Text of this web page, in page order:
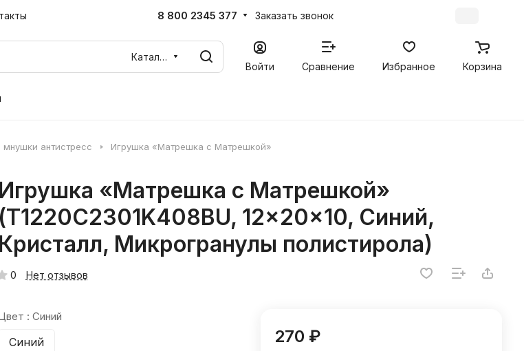
8 800 2345 377 Заказать звонок
Каталог
Войти
Сравнение Избранное Корзина
мнушки антистресс Игрушка «Матрешка с Матрешкой»
Игрушка «Матрешка с Матрешкой»
(T1220C2301K408BU, 12x20x10, Синий,
Кристалл, Микрогранулы полистирола)
0 Нет отзывов
: Синий
Синий 270 ₽